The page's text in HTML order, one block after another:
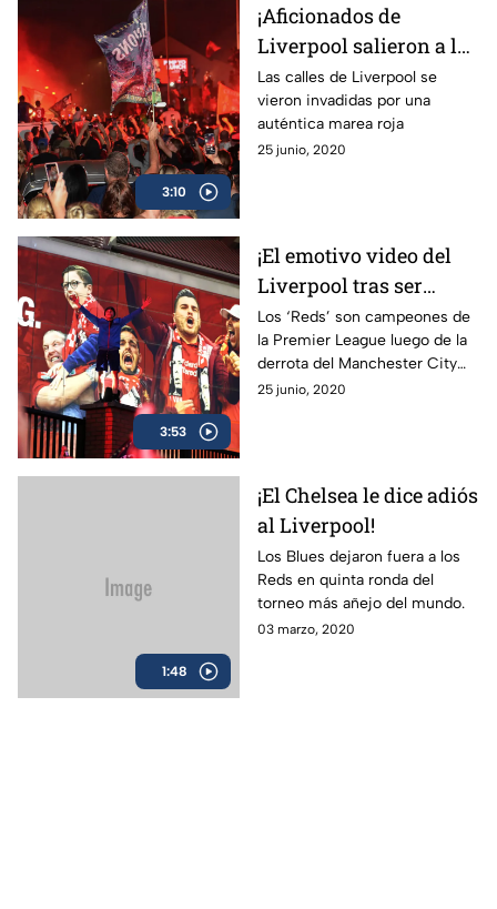
3:10
¡Aficionados de
Liverpool salieron a las
calles a celebrar el
título de Premier
League!
Las calles de Liverpool se
vieron invadidas por una
auténtica marea roja
25 junio, 2020
3:53
¡El emotivo video del
Liverpool tras ser
campeón de la Premier
League!
Los ‘Reds’ son campeones de
la Premier League luego de la
derrota del Manchester City
ante el Chelsea.
25 junio, 2020
1:48
¡El Chelsea le dice adiós
al Liverpool!
Los Blues dejaron fuera a los
Reds en quinta ronda del
torneo más añejo del mundo.
03 marzo, 2020